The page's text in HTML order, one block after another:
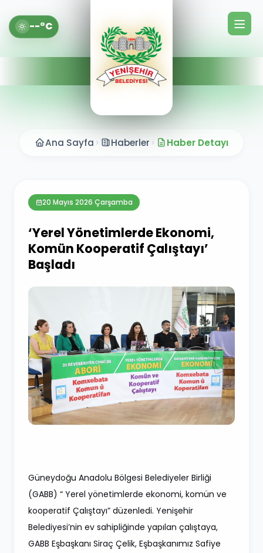
--°C
Ana Sayfa Haberler Haber Detayı
20 Mayıs 2026 Çarşamba
‘Yerel Yönetimlerde Ekonomi,
Komün Kooperatif Çalıştayı’
Başladı
Güneydoğu Anadolu Bölgesi Belediyeler Birliği
(GABB) “ Yerel yönetimlerde ekonomi, komün ve
kooperatif Çalıştayı” düzenledi. Yenişehir
Belediyesi’nin ev sahipliğinde yapılan çalıştaya,
GABB Eşbaşkanı Siraç Çelik, Eşbaşkanımız Safiye